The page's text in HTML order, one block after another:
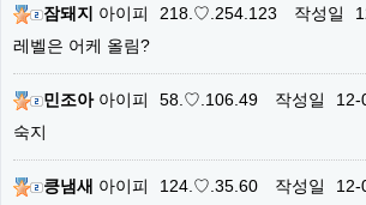
잠돼지 아이피 218.♡.254.123 작성일
레벨은 어케 올림?
민조아아이피 58.♡.106.49 작성일
12-
숙지
킁냄새 아이피 124.♡.35.60 작성일
12-